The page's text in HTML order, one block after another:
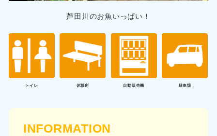
芦田川のお魚いっぱい！
トイレ 休憩所 自動販売機 駐車場
INFORMATION